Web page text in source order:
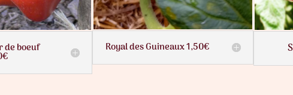
de boeuf Royal des Guineaux 1,50€